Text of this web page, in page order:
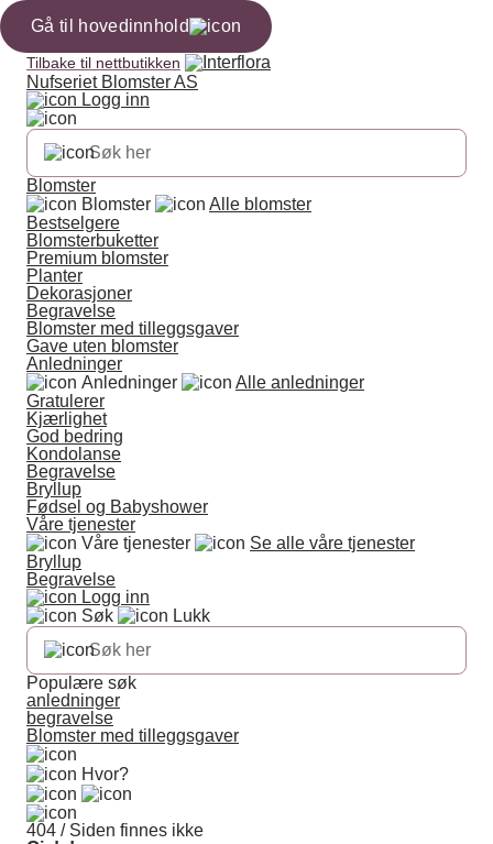
Gå til hovedinnhold
Tilbake til nettbutikken
Nufseriet Blomster AS
Logg inn
Blomster
Blomster
Alle blomster
Bestselgere
Blomsterbuketter
Premium blomster
Planter
Dekorasjoner
Begravelse
Blomster med tilleggsgaver
Gave uten blomster
Anledninger
Anledninger
Alle anledninger
Gratulerer
Kjærlighet
God bedring
Kondolanse
Begravelse
Bryllup
Fødsel og Babyshower
Våre tjenester
Våre tjenester
Se alle våre tjenester
Bryllup
Begravelse
Logg inn
Søk
Lukk
Populære søk
anledninger
begravelse
Blomster med tilleggsgaver
Hvor?
404 / Siden finnes ikke